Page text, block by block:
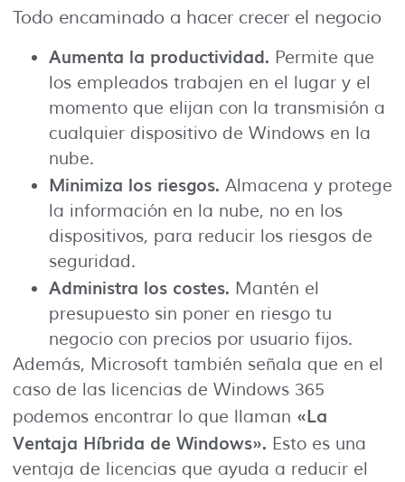
Todo encaminado a hacer crecer el negocio
Aumenta la productividad. Permite que
los empleados trabajen en el lugar y el
momento que elijan con la transmisión a
cualquier dispositivo de Windows en la
nube.
Minimiza los riesgos. Almacena y protege
la información en la nube, no en los
dispositivos, para reducir los riesgos de
seguridad.
Administra los costes. Mantén el
presupuesto sin poner en riesgo tu
negocio con precios por usuario fijos.
Además, Microsoft también señala que en el
caso de las licencias de Windows 365
podemos encontrar lo que llaman «La
Ventaja Híbrida de Windows». Esto es una
ventaja de licencias que ayuda a reducir el